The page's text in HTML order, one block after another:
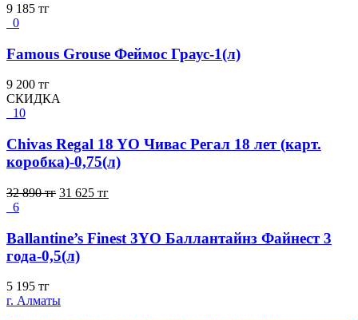
9 185 тг
0
Famous Grouse Феймос Граус-1(л)
9 200 тг
СКИДКА
10
Chivas Regal 18 YO Чивас Регал 18 лет (карт.
коробка)-0,75(л)
32 890тг 31 625 тг
6
Ballantine’s Finest 3YO Баллантайнз Файнест 3
года-0,5(л)
5 195 тг
г. Алматы